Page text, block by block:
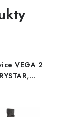
VEGA 2